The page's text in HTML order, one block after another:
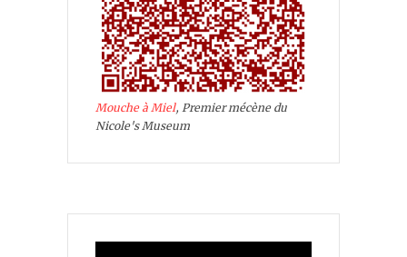
Mouche à Miel, Premier mécène du
Nicole's Museum